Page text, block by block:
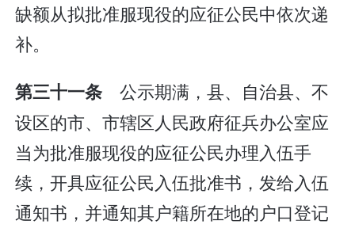
缺额从拟批准服现役的应征公民中依次递
补。
第三十一条 公示期满，县、自治县、不
设区的市、市辖区人民政府征兵办公室应
当为批准服现役的应征公民办理入伍手
续，开具应征公民入伍批准书，发给入伍
通知书，并通知其户籍所在地的户口登记